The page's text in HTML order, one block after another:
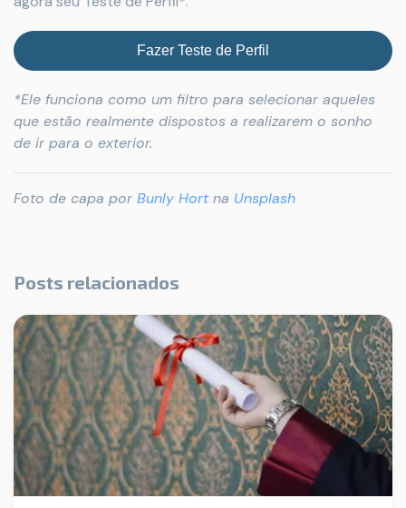
Fazer Teste de Perfil
*Ele funciona como um filtro para selecionar aqueles
que estão realmente dispostos a realizarem o sonho
de ir para o exterior.
Foto de capa por Bunly Hortna Unsplash
Posts relacionados